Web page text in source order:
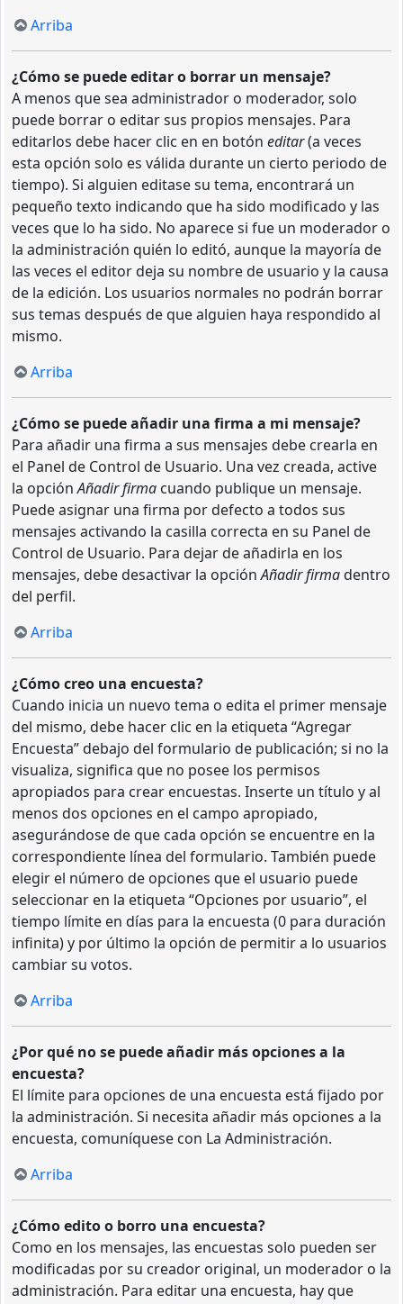
Arriba
¿Cómo se puede editar o borrar un mensaje?
A menos que sea administrador o moderador, solo
puede borrar o editar sus propios mensajes. Para
editarlos debe hacer clic en en botón editar(a veces
esta opción solo es válida durante un cierto periodo de
tiempo). Si alguien editase su tema, encontrará un
pequeño texto indicando que ha sido modificado y las
veces que lo ha sido. No aparece si fue un moderador o
la administración quién lo editó, aunque la mayoría de
las veces el editor deja su nombre de usuario y la causa
de la edición. Los usuarios normales no podrán borrar
sus temas después de que alguien haya respondido al
mismo.
Arriba
¿Cómo se puede añadir una firma a mi mensaje?
Para añadir una firma a sus mensajes debe crearla en
el Panel de Control de Usuario. Una vez creada, active
la opciónAñadir firma cuando publique un mensaje.
Puede asignar una firma por defecto a todos sus
mensajes activando la casilla correcta en su Panel de
Control de Usuario. Para dejar de añadirla en los
mensajes, debe desactivar la opciónAñadir firmadentro
del perfil.
Arriba
¿Cómo creo una encuesta?
Cuando inicia un nuevo tema o edita el primer mensaje
del mismo, debe hacer clic en la etiqueta “Agregar
Encuesta” debajo del formulario de publicación; si no la
visualiza, significa que no posee los permisos
apropiados para crear encuestas. Inserte un título y al
menos dos opciones en el campo apropiado,
asegurándose de que cada opción se encuentre en la
correspondiente línea del formulario. También puede
elegir el número de opciones que el usuario puede
seleccionar en la etiqueta “Opciones por usuario”, el
tiempo límite en días para la encuesta (0 para duración
infinita) y por último la opción de permitir a lo usuarios
cambiar su votos.
Arriba
¿Por qué no se puede añadir más opciones a la
encuesta?
El límite para opciones de una encuesta está fijado por
la administración. Si necesita añadir más opciones a la
encuesta, comuníquese con La Administración.
Arriba
¿Cómo edito o borro una encuesta?
Como en los mensajes, las encuestas solo pueden ser
modificadas por su creador original, un moderador o la
administración. Para editar una encuesta, hay que